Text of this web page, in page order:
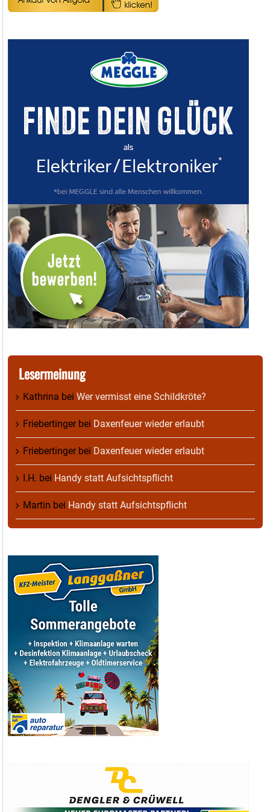
Lesermeinung
Kathrina bei Wer vermisst eine Schildkröte?
Friebertingerbei Daxenfeuer wieder erlaubt
Friebertingerbei Daxenfeuer wieder erlaubt
I.H. bei Handy statt Aufsichtspflicht
Martin bei Handy statt Aufsichtspflicht